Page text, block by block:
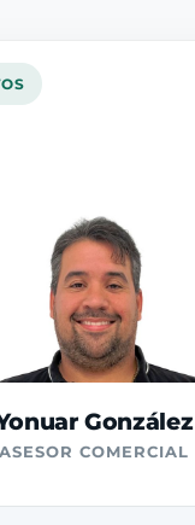
González
ASESOR COMERCIAL